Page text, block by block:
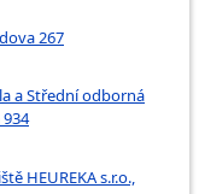
267
a Střední odborná
HEUREKA s.r.o.,